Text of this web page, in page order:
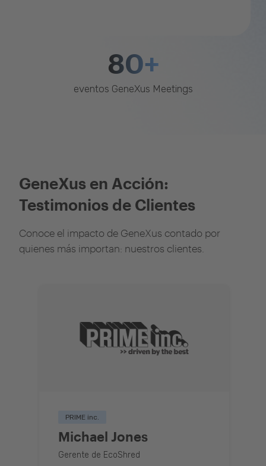
80+
eventos GeneXus Meetings
GeneXus en Acción:
Testimonios de Clientes
Conoce el impacto de GeneXus contado por
quienes más importan: nuestros clientes.
PRIME inc.
Michael Jones
Gerente de EcoShred